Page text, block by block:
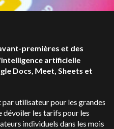
premières et des
artificielle
Docs, Meet, Sheets et
utilisateur pour les grandes
les tarifs pour les
individuels dans les mois